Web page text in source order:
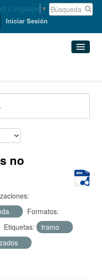
Language ▼
Iniciar Sesión
no
Formatos:
Etiquetas:
tramo